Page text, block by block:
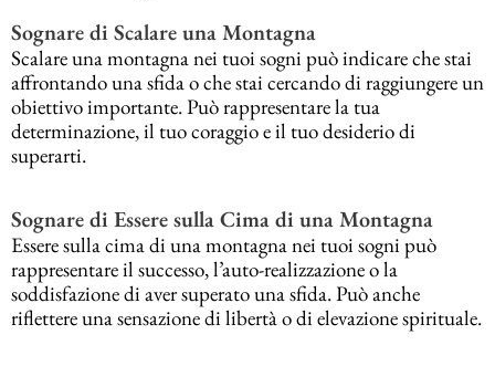
Sognare di Scalare una Montagna
Scalare una montagna nei tuoi sogni può indicare che stai
affrontando una sfida o che stai cercando di raggiungere un
obiettivo importante. Può rappresentare la tua
determinazione, il tuo coraggio e il tuo desiderio di
superarti.
Sognare di Essere sulla Cima di una Montagna
Essere sulla cima di una montagna nei tuoi sogni può
rappresentare il successo, l’auto-realizzazione o la
soddisfazione di aver superato una sfida. Può anche
riflettere una sensazione di libertà o di elevazione spirituale.